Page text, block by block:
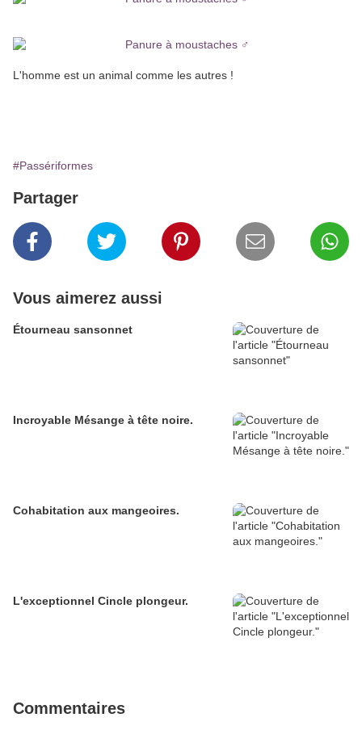
L'homme est un animal comme les autres !
#Passériformes
Partager
Vous aimerez aussi
Étourneau sansonnet
Incroyable Mésange à tête noire.
Cohabitation aux mangeoires.
L'exceptionnel Cincle plongeur.
Commentaires